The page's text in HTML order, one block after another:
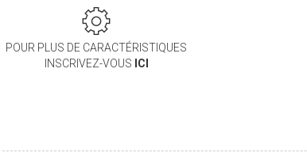
POUR PLUS DE CARACTÉRISTIQUES
INSCRIVEZ-VOUS ICI